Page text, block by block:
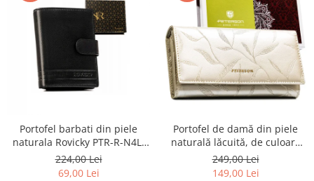
Portofel barbati din piele
naturala Rovicky PTR-R-N4L-
GAT-8922 B+B
224,00 Lei
69,00 Lei
Portofel de damă din piele
naturală lăcuită, de culoare
bej, cu închidere cu capsă -
Peterson
249,00 Lei
149,00 Lei